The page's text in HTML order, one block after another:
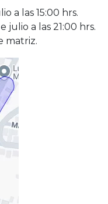
a las 15:00 hrs.
julio a las 21:00 hrs.
matriz.